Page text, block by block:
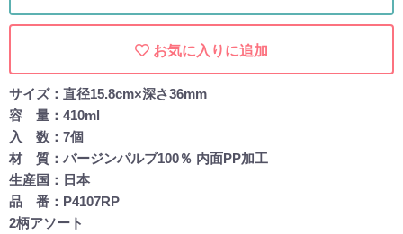
お気に入りに追加
サイズ：直径15.8cm×深さ36mm
容 量：410ml
入 数：7個
材 質：バージンパルプ100％ 内面PP加工
生産国：日本
品 番：P4107RP
2柄アソート